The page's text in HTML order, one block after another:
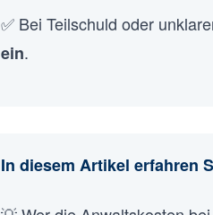
✅ Bei Teilschuld oder
ein.
In diesem Artikel erfahren